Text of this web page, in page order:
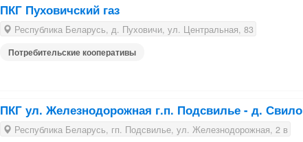
ПКГ Пуховичский газ
Республика Беларусь, д. Пуховичи, ул. Центральная, 83
Потребительские кооперативы
ПКГ ул. Железнодорожная г.п. Подсвилье - д. Свило
Республика Беларусь, гп. Подсвилье, ул. Железнодорожная, 2 в